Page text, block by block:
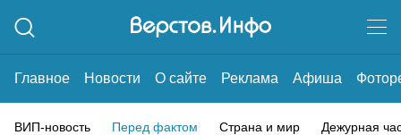
Главное Новости О сайте Реклама Афиша
ВИП-новость Перед фактом Страна и мир Дежурная